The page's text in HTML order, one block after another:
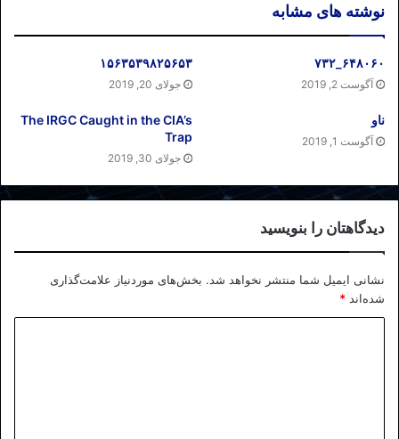
نوشته های مشابه
۶۴۸۰۶۰_۷۳۲
آگوست 2, 2019
۱۵۶۳۵۳۹۸۲۵۶۵۳
جولای 20, 2019
ناو
آگوست 1, 2019
The IRGC Caught in the CIA’s
Trap
جولای 30, 2019
دیدگاهتان را بنویسید
نشانی ایمیل شما منتشر نخواهد شد. بخش‌های موردنیاز علامت‌گذاری
شده‌اند *